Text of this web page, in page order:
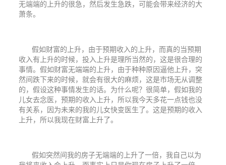
无端端的上升的很急，然后发生急跌，可能会带来经济的大
萧条。
假如财富的上升，由于预期收入的上升，而真的当预期
收入有上升的时候，投入上升是理所当然的，这是很合理的
事情。假如财富无端端的上升，由于种种原因逼他上升，突
然间跌下来的时候，就会有很大的麻烦，这是市场无从调整
的，假设这种事情发生的话。为什么呢？很简单，假如我的
儿女去念医，预期的收入上升，所以我今天多花一点钱也没
有关系，因为未来的我的儿女快变医生了。这是预期的收入
上升，所以我现在财富上升了。
假如突然间我的房子无端端的上升了一倍，我自己以为